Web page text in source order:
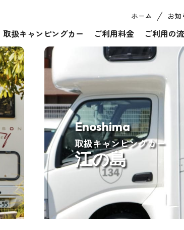
ホーム お
取扱キャンピングカー ご利用料金 ご利用の
Enoshima
取扱キャンピングカー
江の島